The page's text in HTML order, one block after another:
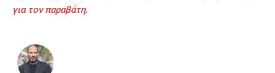
για τον παραβάτη.